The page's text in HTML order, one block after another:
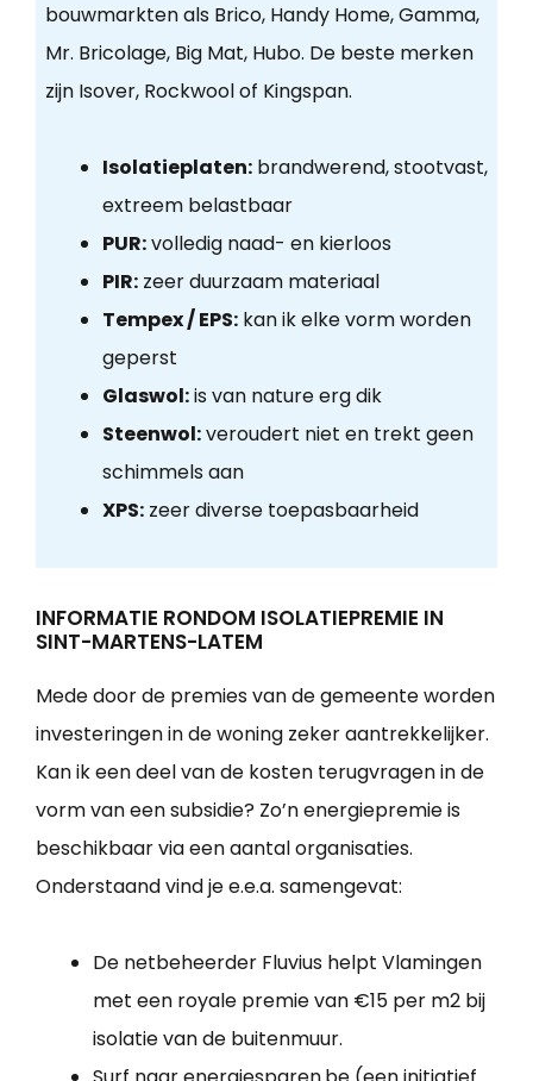
bouwmarkten als Brico, Handy Home, Gamma,
Mr. Bricolage, Big Mat, Hubo. De beste merken
zijn Isover, Rockwool of Kingspan.
Isolatieplaten:brandwerend, stootvast,
extreem belastbaar
PUR:volledig naad- en kierloos
PIR:zeer duurzaam materiaal
Tempex / EPS:kan ik elke vorm worden
geperst
Glaswol:is van nature erg dik
Steenwol:veroudert niet en trekt geen
schimmels aan
XPS:zeer diverse toepasbaarheid
INFORMATIE RONDOM ISOLATIEPREMIE IN
SINT-MARTENS-LATEM
Mede door de premies van de gemeente worden
investeringen in de woning zeker aantrekkelijker.
Kan ik een deel van de kosten terugvragen in de
vorm van een subsidie? Zo’n energiepremie is
beschikbaar via een aantal organisaties.
Onderstaand vind je e.e.a. samengevat:
De netbeheerder Fluvius helpt Vlamingen
met een royale premie van €15 per m2 bij
isolatie van de buitenmuur.